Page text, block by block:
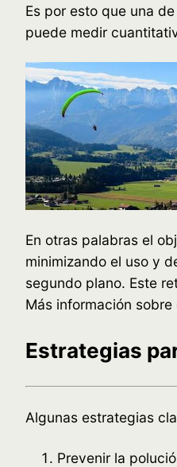
Es por esto que una
puede medir
En otras palabras el
minimizando el uso y
segundo plano. Este
Más información
Estrategias
Algunas estrategias
Prevenir la